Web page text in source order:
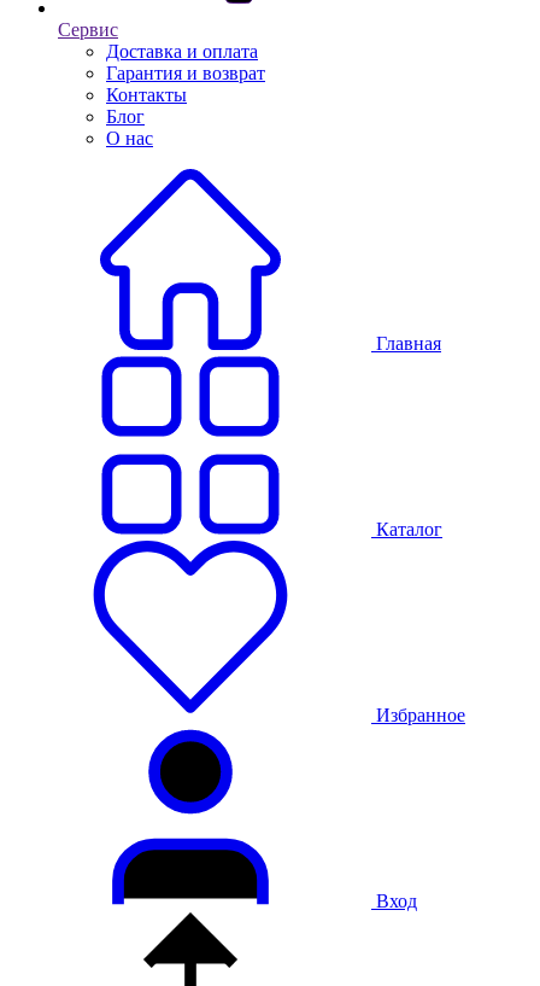
Сервис
Доставка и оплата
Гарантия и возврат
Контакты
Блог
О нас
Главная
Каталог
Избранное
Вход